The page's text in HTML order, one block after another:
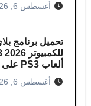
أغسطس 6, 2026
ألعاب PS3 على PC
أغسطس 6, 2026